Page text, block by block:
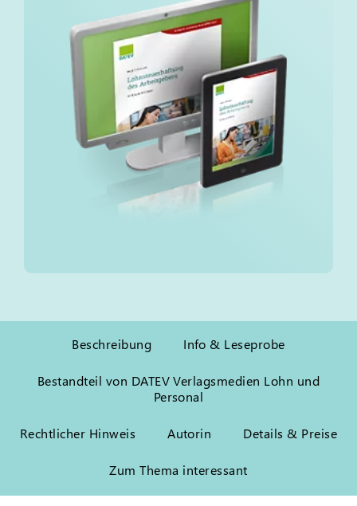
Beschreibung Info & Leseprobe
Bestandteil von DATEV Verlagsmedien Lohn und
Personal
Rechtlicher Hinweis Autorin Details & Preise
Zum Thema interessant